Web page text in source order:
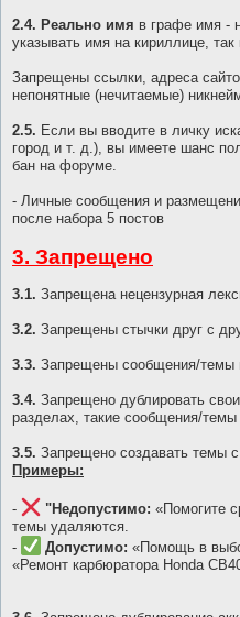
2.4. Реально имя в графе имя -
указывать имя на кириллице,
Запрещены ссылки, адреса
непонятные (нечитаемые)
2.5. Если вы вводите в личку
город и т. д.), вы имеете шанс
бан на форуме.
- Личные сообщения и
после набора 5 постов
3. Запрещено
3.1. Запрещена нецензурная
3.2. Запрещены стычки друг с
3.3. Запрещены сообщения/
3.4. Запрещено дублировать
разделах, такие сообщения/
3.5. Запрещено создавать темы
Примеры:
- "Недопустимо: «Помогите
темы удаляются.
-
Допустимо: «Помощь в
«Ремонт карбюратора Honda